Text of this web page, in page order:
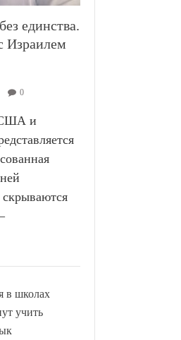
единства.
Израилем
0
США и
в школах
учить